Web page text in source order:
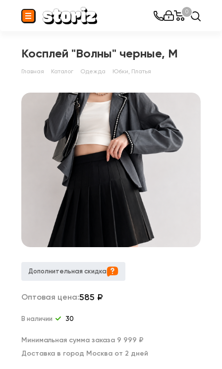
0
Косплей "Волны" черные, M
Главная Каталог Одежда Юбки, Платья
Дополнительная скидка
Оптовая цена:585 ₽
В наличии 30
Минимальная сумма заказа 9 999 ₽
Доставка в город Москва от 2 дней